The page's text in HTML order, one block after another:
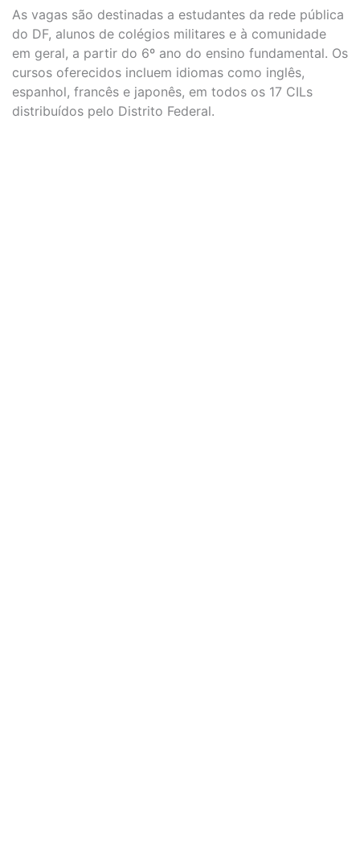
As vagas são destinadas a estudantes da rede pública
do DF, alunos de colégios militares e à comunidade
em geral, a partir do 6º ano do ensino fundamental. Os
cursos oferecidos incluem idiomas como inglês,
espanhol, francês e japonês, em todos os 17 CILs
distribuídos pelo Distrito Federal.